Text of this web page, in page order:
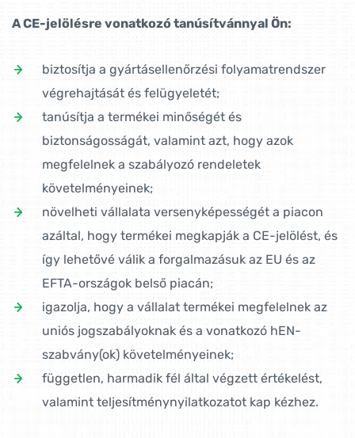
A CE-jelölésre vonatkozó tanúsítvánnyal Ön:
biztosítja a gyártásellenőrzési folyamatrendszer
végrehajtását és felügyeletét;
tanúsítja a termékei minőségét és
biztonságosságát, valamint azt, hogy azok
megfelelnek a szabályozó rendeletek
követelményeinek;
növelheti vállalata versenyképességét a piacon
azáltal, hogy termékei megkapják a CE-jelölést, és
így lehetővé válik a forgalmazásuk az EU és az
EFTA-országok belső piacán;
igazolja, hogy a vállalat termékei megfelelnek az
uniós jogszabályoknak és a vonatkozó hEN-
szabvány(ok) követelményeinek;
független, harmadik fél által végzett értékelést,
valamint teljesítménynyilatkozatot kap kézhez.